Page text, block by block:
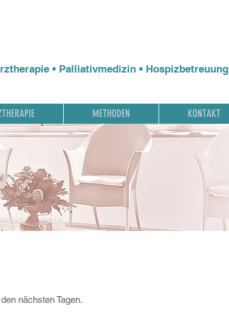
• Palliativmedizin • Hospizbetreuung
METHODEN KONTAKT
nächsten Tagen.